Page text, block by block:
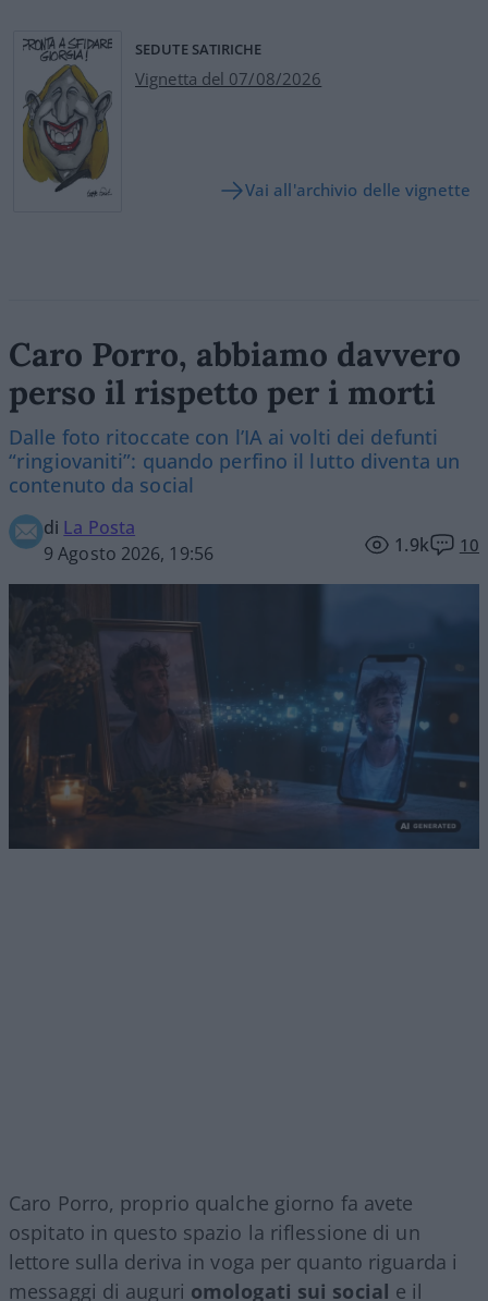
SEDUTE SATIRICHE
Vignetta del 07/08/2026
Vai all'archivio delle vignette
Caro Porro, abbiamo davvero
perso il rispetto per i morti
Dalle foto ritoccate con l’IA ai volti dei defunti
“ringiovaniti”: quando perfino il lutto diventa un
contenuto da social
di La Posta
9 Agosto 2026, 19:56
1.9k 10
Caro Porro, proprio qualche giorno fa avete
ospitato in questo spazio la riflessione di un
lettore sulla deriva in voga per quanto riguarda i
messaggi di auguri omologati sui social e il